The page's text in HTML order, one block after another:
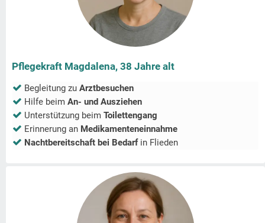
Pflegekraft Magdalena, 38 Jahre alt
Begleitung zu Arztbesuchen
Hilfe beim An- und Ausziehen
Unterstützung beim Toilettengang
Erinnerung an Medikamenteneinnahme
Nachtbereitschaft bei Bedarfin Flieden